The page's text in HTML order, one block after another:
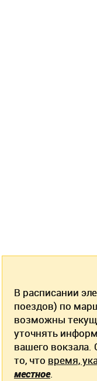
В расписании
поездов) по
возможны
уточнять
вашего
то, что время,
местное.